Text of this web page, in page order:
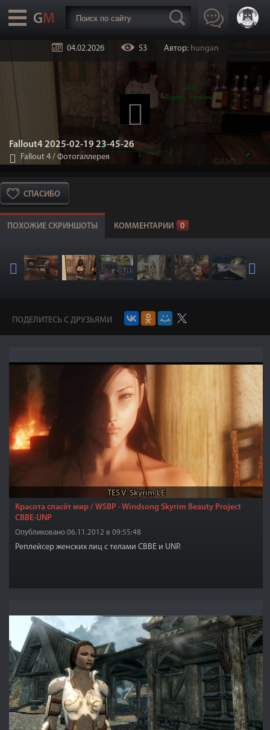
04.02.2026 53 Автор: hungan
Fallout4 2025-02-19 23-45-26
Fallout 4 / Фотогаллерея
СПАСИБО
ПОХОЖИЕ СКРИНШОТЫ КОММЕНТАРИИ 0
ПОДЕЛИТЕСЬ С ДРУЗЬЯМИ
TES V: Skyrim LE
Красота спасёт мир / WSBP - Windsong Skyrim Beauty Project
CBBE-UNP
Опубликовано 06.11.2012 в 09:55:48
Реплейсер женских лиц с телами CBBE и UNP.